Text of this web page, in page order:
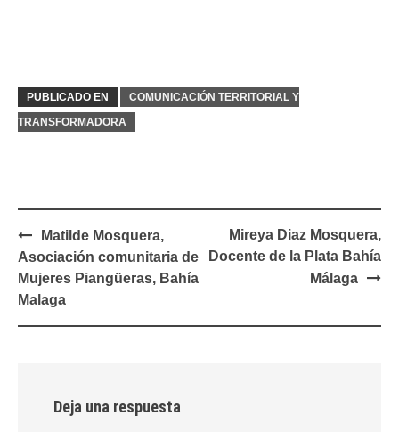
PUBLICADO EN
COMUNICACIÓN TERRITORIAL Y
TRANSFORMADORA
Navegación
de
entradas
Matilde Mosquera,
Asociación comunitaria de
Mujeres Piangüeras, Bahía
Malaga
Mireya Diaz Mosquera,
Docente de la Plata Bahía
Málaga
Deja una respuesta